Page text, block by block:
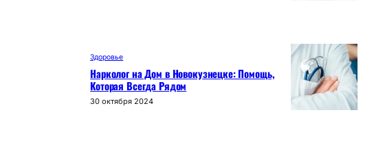
Здоровье
Нарколог на Дом в Новокузнецке: Помощь,
Которая Всегда Рядом
30 октября 2024